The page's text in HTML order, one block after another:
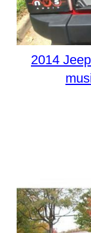
2014